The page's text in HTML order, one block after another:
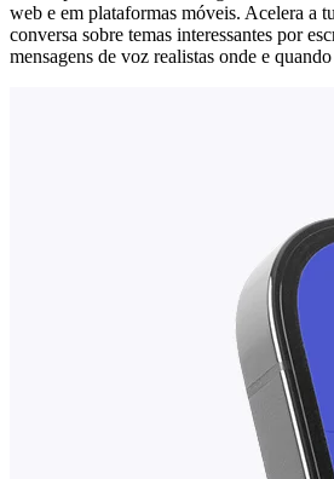
web e em plataformas móveis. Acelera a
conversa sobre temas interessantes por
mensagens de voz realistas onde e